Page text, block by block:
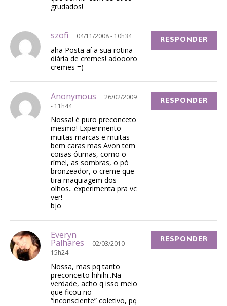
grudados!
szofi 04/11/2008 - 10h34
aha Posta aí a sua rotina
diária de cremes! adoooro
cremes =)
RESPONDER
Anonymous
26/02/2009
- 11h44
Nossa! é puro preconceto
mesmo! Experimento
muitas marcas e muitas
bem caras mas Avon tem
coisas ótimas, como o
rímel, as sombras, o pó
bronzeador, o creme que
tira maquiagem dos
olhos.. experimenta pra vc
ver!
bjo
RESPONDER
Everyn
Palhares
02/03/2010 -
15h24
Nossa, mas pq tanto
preconceito hihihi..Na
verdade, acho q isso meio
que ficou no
“inconsciente” coletivo, pq
RESPONDER